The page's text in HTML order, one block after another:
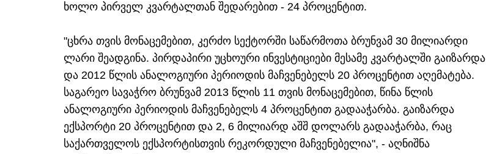
ხოლო პირველ კვარტალთან შედარებით - 24 პროცენტით.
"ცხრა თვის მონაცემებით, კერძო სექტორში საწარმოთა ბრუნვამ 30 მილიარდი
ლარი შეადგინა. პირდაპირი უცხოური ინვესტიციები მესამე კვარტალში გაიზარდა
და 2012 წლის ანალოგიური პერიოდის მაჩვენებელს 20 პროცენტით აღემატება.
საგარეო სავაჭრო ბრუნვამ 2013 წლის 11 თვის მონაცემებით, წინა წლის
ანალოგიური პერიოდის მაჩვენებელს 4 პროცენტით გადააჭარბა. გაიზარდა
ექსპორტი 20 პროცენტით და 2, 6 მილიარდ აშშ დოლარს გადააჭარბა, რაც
საქართველოს ექსპორტისთვის რეკორდული მაჩვენებელია", - აღნიშნა